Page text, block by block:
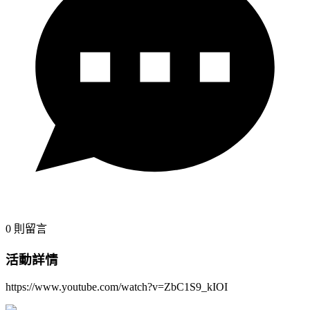
0 則留言
活動詳情
https://www.youtube.com/watch?v=ZbC1S9_kIOI